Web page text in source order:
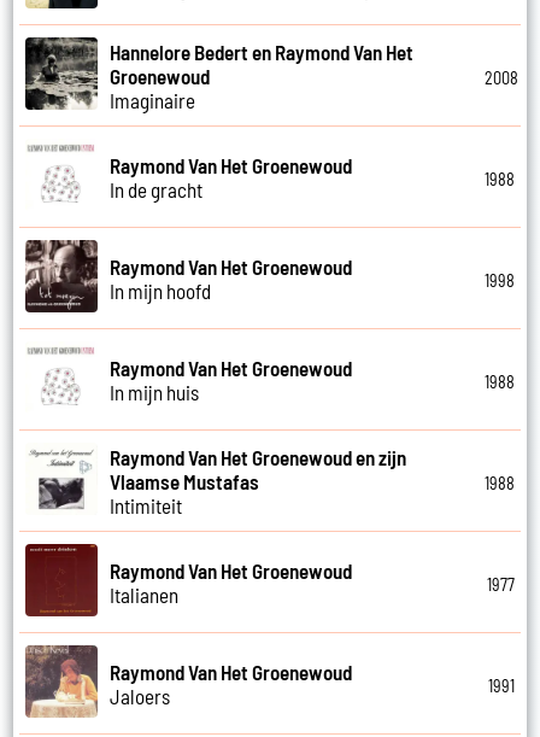
Hannelore Bedert en Raymond Van Het
Groenewoud
Imaginaire
2008
Raymond Van Het Groenewoud
In de gracht
1988
Raymond Van Het Groenewoud
In mijn hoofd
1998
Raymond Van Het Groenewoud
In mijn huis
1988
Raymond Van Het Groenewoud en zijn
Vlaamse Mustafas
Intimiteit
1988
Raymond Van Het Groenewoud
Italianen
1977
Raymond Van Het Groenewoud
Jaloers
1991